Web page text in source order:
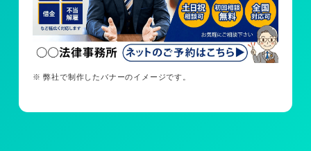
※ 弊社で制作したバナーのイメージです。